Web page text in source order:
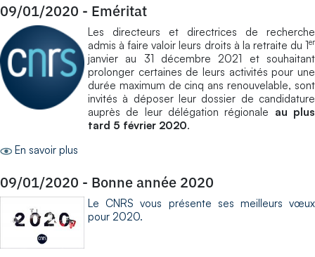
09/01/2020 - Eméritat
Les directeurs et directrices de recherche
admis à faire valoir leurs droits à la retraite du 1er
janvier au 31 décembre 2021 et souhaitant
prolonger certaines de leurs activités pour une
durée maximum de cinq ans renouvelable, sont
invités à déposer leur dossier de candidature
auprès de leur délégation régionale au plus
tard 5 février 2020.
En savoir plus
09/01/2020 - Bonne année 2020
Le CNRS vous présente ses meilleurs vœux
pour 2020.